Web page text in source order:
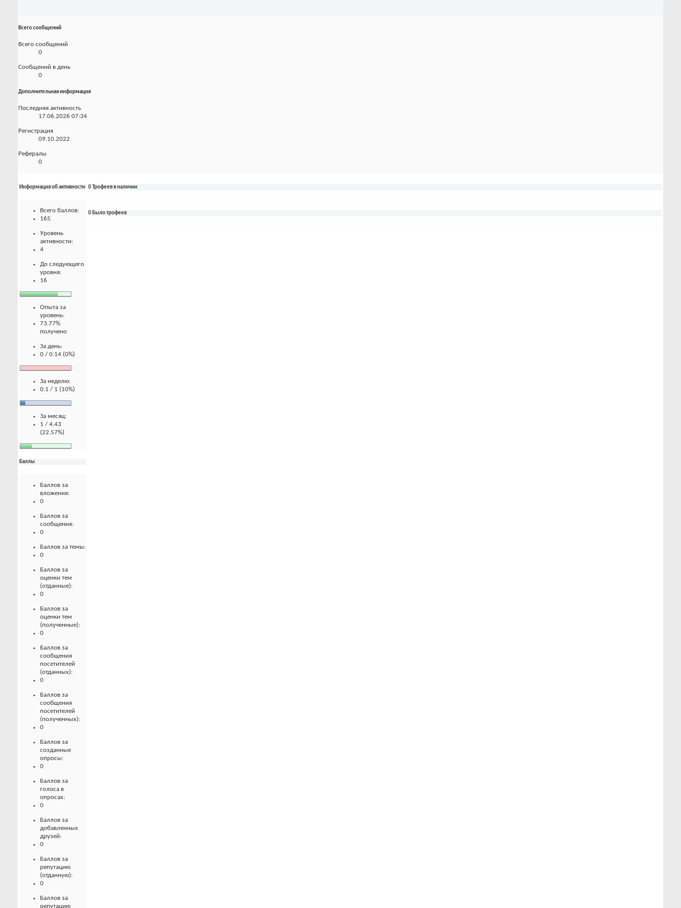
Всего сообщений
Всего сообщений
0
Сообщений в день
0
Дополнительная информация
Последняя активность
17.06.2026 07:34
Регистрация
09.10.2022
Рефералы
0
Информация об активности
Всего баллов:
165
Уровень
активности:
4
До следующего
уровня:
16
Опыта за
уровень:
73.77%
получено
За день:
0 / 0.14 (0%)
За неделю:
0.1 / 1 (10%)
За месяц:
1 / 4.43
(22.57%)
Баллы
Баллов за
вложения:
0
Баллов за
сообщения:
0
Баллов за темы:
0
Баллов за
оценки тем
(отданные):
0
Баллов за
оценки тем
(полученные):
0
Баллов за
сообщения
посетителей
(отданных):
0
Баллов за
сообщения
посетителей
(полученных):
0
Баллов за
созданные
опросы:
0
Баллов за
голоса в
опросах:
0
Баллов за
добавленных
друзей:
0
Баллов за
репутацию
(отданную):
0
Баллов за
репутацию
0 Трофеев в наличии
0 Было трофеев